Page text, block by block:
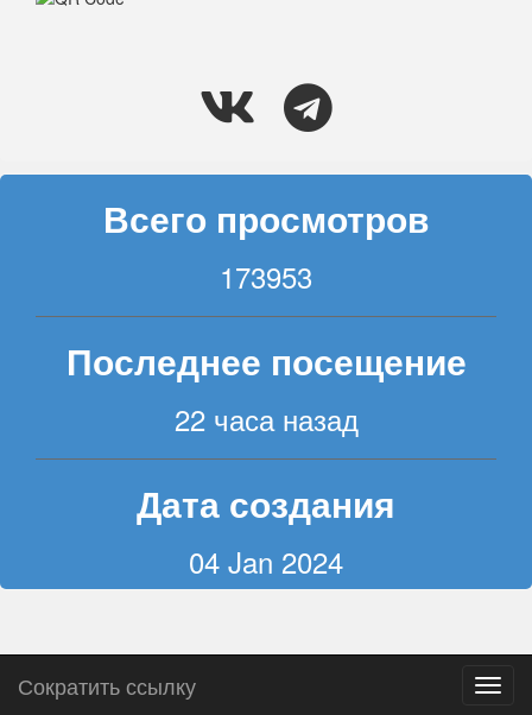
Сократить ссылку
Всего просмотров
173953
Последнее посещение
22 часа назад
Дата создания
04 Jan 2024